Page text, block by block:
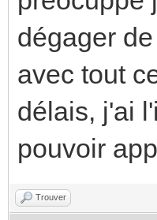
dégager
avec tout
délais, j'ai
pouvoir
Trouver